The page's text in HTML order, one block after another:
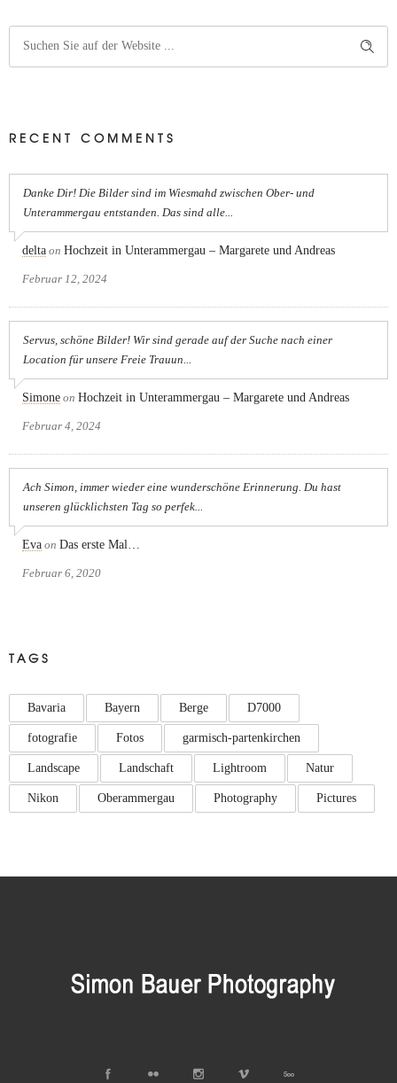
RECENT COMMENTS
Danke Dir! Die Bilder sind im Wiesmahd zwischen Ober- und
Unterammergau entstanden. Das sind alle...
delta on Hochzeit in Unterammergau – Margarete und Andreas
Februar 12, 2024
Servus, schöne Bilder! Wir sind gerade auf der Suche nach einer
Location für unsere Freie Trauun...
Simone on Hochzeit in Unterammergau – Margarete und Andreas
Februar 4, 2024
Ach Simon, immer wieder eine wunderschöne Erinnerung. Du hast
unseren glücklichsten Tag so perfek...
Eva on Das erste Mal…
Februar 6, 2020
TAGS
Bavaria Bayern Berge D7000
fotografie Fotos garmisch-partenkirchen
Landscape Landschaft Lightroom Natur
Nikon Oberammergau Photography Pictures